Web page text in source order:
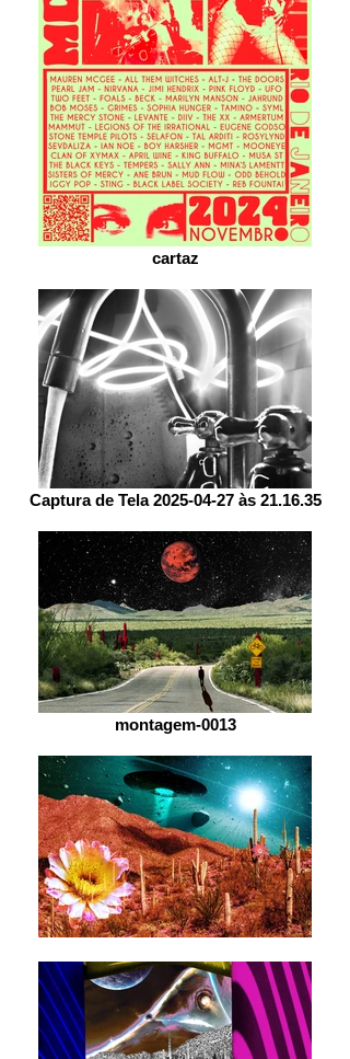
cartaz
Captura de Tela 2025-04-27 às 21.16.35
montagem-0013